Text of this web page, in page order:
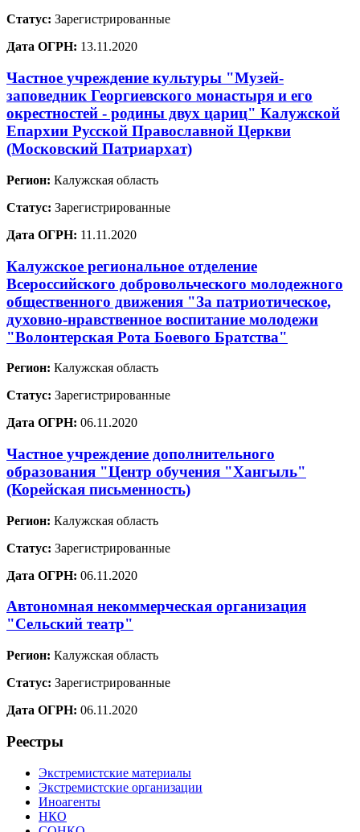
Статус: Зарегистрированные
Дата ОГРН: 13.11.2020
Частное учреждение культуры "Музей-
заповедник Георгиевского монастыря и его
окрестностей - родины двух цариц" Калужской
Епархии Русской Православной Церкви
(Московский Патриархат)
Регион: Калужская область
Статус: Зарегистрированные
Дата ОГРН: 11.11.2020
Калужское региональное отделение
Всероссийского добровольческого молодежного
общественного движения "За патриотическое,
духовно-нравственное воспитание молодежи
"Волонтерская Рота Боевого Братства"
Регион: Калужская область
Статус: Зарегистрированные
Дата ОГРН: 06.11.2020
Частное учреждение дополнительного
образования "Центр обучения "Хангыль"
(Корейская письменность)
Регион: Калужская область
Статус: Зарегистрированные
Дата ОГРН: 06.11.2020
Автономная некоммерческая организация
"Сельский театр"
Регион: Калужская область
Статус: Зарегистрированные
Дата ОГРН: 06.11.2020
Реестры
Экстремистские материалы
Экстремистские организации
Иноагенты
НКО